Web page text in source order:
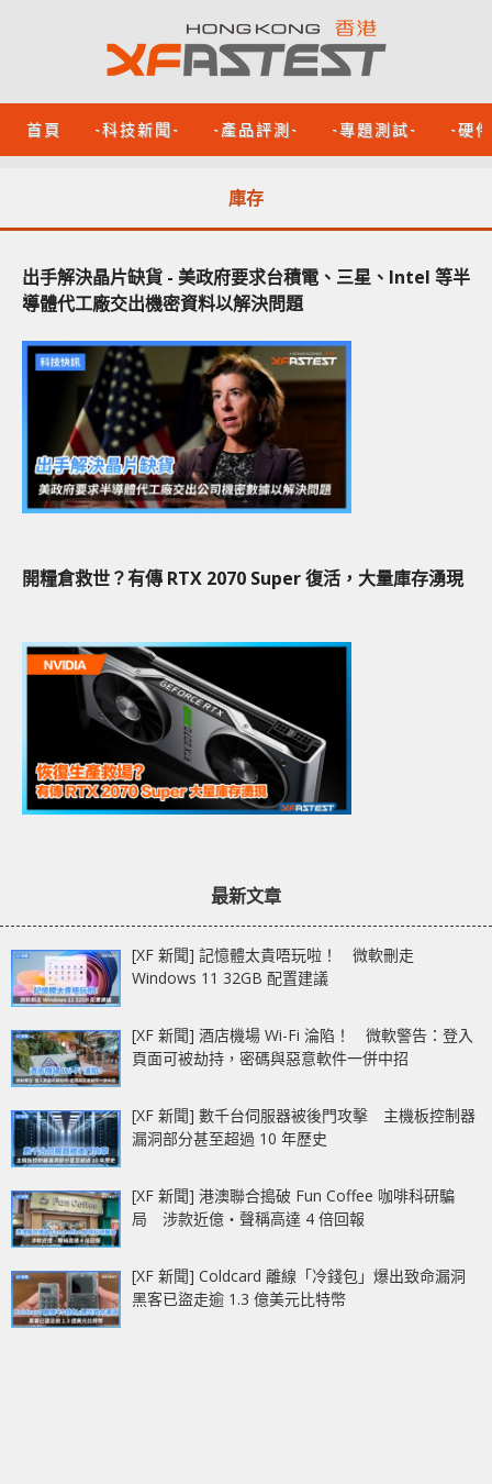
首頁 -科技新聞- -產品評測- -專題測試- -硬
庫存
出手解決晶片缺貨 - 美政府要求台積電、三星、Intel 等半
導體代工廠交出機密資料以解決問題
開糧倉救世？有傳 RTX 2070 Super 復活，大量庫存湧現
最新文章
[XF 新聞] 記憶體太貴唔玩啦！ 微軟刪走
Windows 11 32GB 配置建議
[XF 新聞] 酒店機場 Wi-Fi 淪陷！ 微軟警告：登入
頁面可被劫持，密碼與惡意軟件一併中招
[XF 新聞] 數千台伺服器被後門攻擊 主機板控制器
漏洞部分甚至超過 10 年歷史
[XF 新聞] 港澳聯合搗破 Fun Coffee 咖啡科研騙
局 涉款近億‧聲稱高達 4 倍回報
[XF 新聞] Coldcard 離線「冷錢包」爆出致命漏洞
黑客已盜走逾 1.3 億美元比特幣